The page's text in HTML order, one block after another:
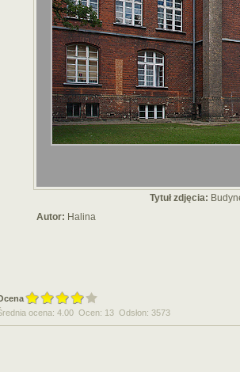
Tytuł zdjęcia:
Autor: Halina
ocena: 4.00 Ocen: 13 Odsłon: 3573